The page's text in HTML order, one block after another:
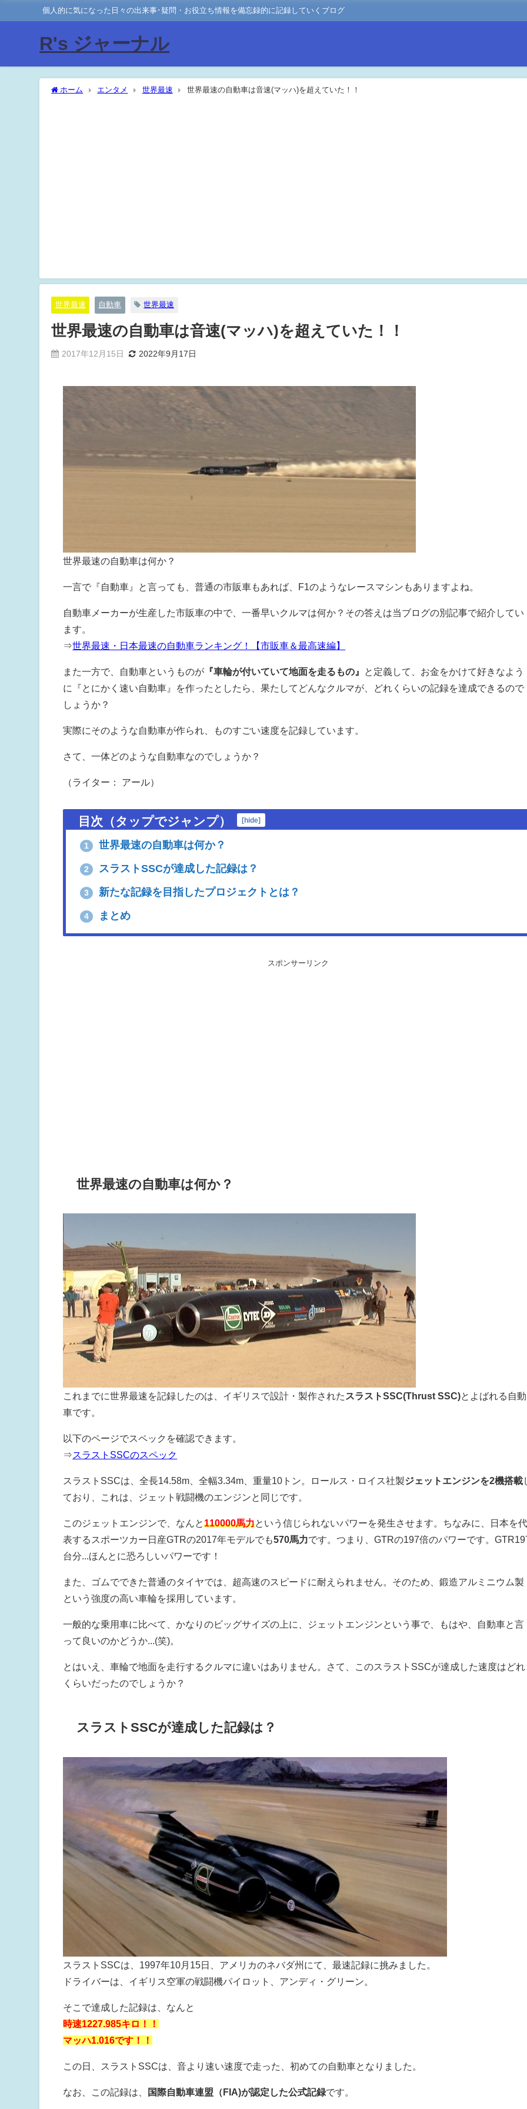
個人的に気になった日々の出来事･疑問・お役立ち情報を備忘録的に記録していくブログ
R's ジャーナル
ホーム エンタメ 世界最速 世界最速の自動車は音速(マッハ)を超えていた！！
世界最速 自動車 世界最速
世界最速の自動車は音速(マッハ)を超えていた！！
2017年12月15日 2022年9月17日
世界最速の自動車は何か？
一言で『自動車』と言っても、普通の市販車もあれば、F1のようなレースマシンもありますよね。
自動車メーカーが生産した市販車の中で、一番早いクルマは何か？その答えは当ブログの別記事で紹介してい
ます。
⇒世界最速・日本最速の自動車ランキング！【市販車＆最高速編】
また一方で、自動車というものが 『車輪が付いていて地面を走るもの』
と定義して、お金をかけて好きなよう
に『とにかく速い自動車』を作ったとしたら、果たしてどんなクルマが、どれくらいの記録を達成できるので
しょうか？
実際にそのような自動車が作られ、ものすごい速度を記録しています。
さて、一体どのような自動車なのでしょうか？
（ライター： アール）
目次（タップでジャンプ） [hide]
1 世界最速の自動車は何か？
2 スラストSSCが達成した記録は？
3 新たな記録を目指したプロジェクトとは？
4 まとめ
スポンサーリンク
世界最速の自動車は何か？
これまでに世界最速を記録したのは、イギリスで設計・製作された スラストSSC(Thrust SSC)とよばれる自動
車です。
以下のページでスペックを確認できます。
⇒スラストSSCのスペック
スラストSSCは、全長14.58m、全幅3.34m、重量10トン。ロールス・ロイス社製ジェットエンジンを2機搭載
ており、これは、ジェット戦闘機のエンジンと同じです。
このジェットエンジンで、なんと110000馬力という信じられないパワーを発生させます。ちなみに、日本を代
表するスポーツカー日産GTRの2017年モデルでも570馬力です。つまり、GTRの197倍のパワーです。
台分...ほんとに恐ろしいパワーです！
また、ゴムでできた普通のタイヤでは、超高速のスピードに耐えられません。そのため、鍛造アルミニウム製
という強度の高い車輪を採用しています。
一般的な乗用車に比べて、かなりのビッグサイズの上に、ジェットエンジンという事で、もはや、自動車と言
って良いのかどうか...(笑)。
とはいえ、車輪で地面を走行するクルマに違いはありません。さて、このスラストSSCが達成した速度はどれ
くらいだったのでしょうか？
スラストSSCが達成した記録は？
スラストSSCは、1997年10月15日、アメリカのネバダ州にて、最速記録に挑みました。
ドライバーは、イギリス空軍の戦闘機パイロット、アンディ・グリーン。
そこで達成した記録は、なんと
時速1227.985キロ！！
マッハ1.016です！！
この日、スラストSSCは、音より速い速度で走った、初めての自動車となりました。
なお、この記録は、 国際自動車連盟（FIA)が認定した公式記録です。